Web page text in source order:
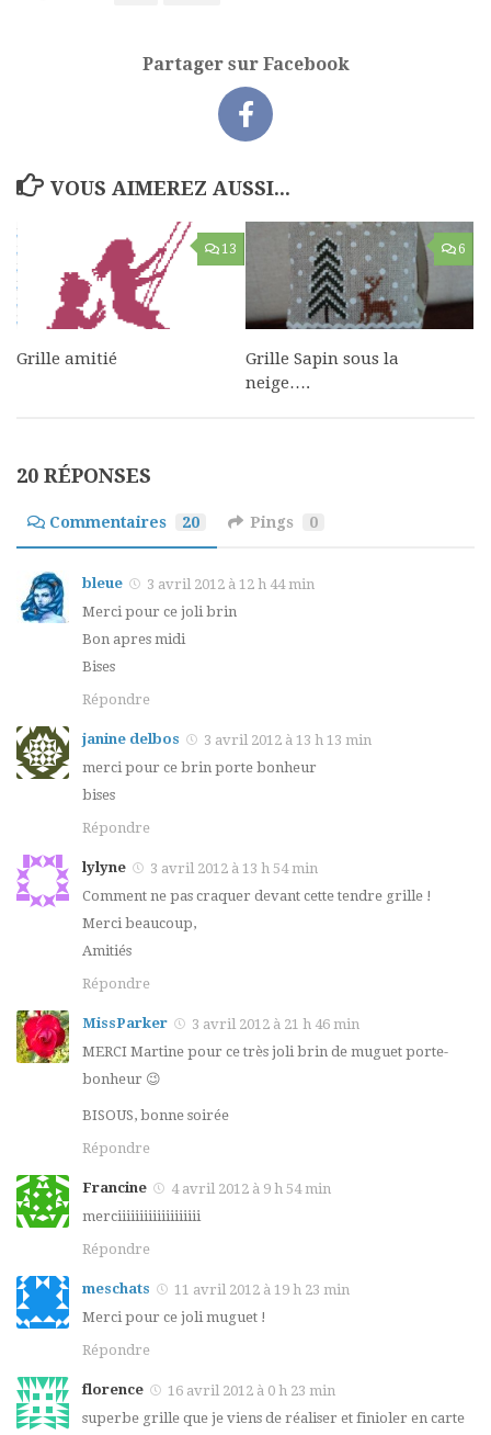
Partager sur Facebook
VOUS AIMEREZ AUSSI...
13
Grille amitié
6
Grille Sapin sous la
neige….
20 RÉPONSES
Commentaires 20 Pings 0
bleue
3 avril 2012 à 12 h 44 min
Merci pour ce joli brin
Bon apres midi
Bises
Répondre
janine delbos
3 avril 2012 à 13 h 13 min
merci pour ce brin porte bonheur
bises
Répondre
lylyne
3 avril 2012 à 13 h 54 min
Comment ne pas craquer devant cette tendre grille !
Merci beaucoup,
Amitiés
Répondre
MissParker
3 avril 2012 à 21 h 46 min
MERCI Martine pour ce très joli brin de muguet porte-
bonheur 😉
BISOUS, bonne soirée
Répondre
Francine
4 avril 2012 à 9 h 54 min
merciiiiiiiiiiiiiiiiiii
Répondre
meschats
11 avril 2012 à 19 h 23 min
Merci pour ce joli muguet !
Répondre
florence
16 avril 2012 à 0 h 23 min
superbe grille que je viens de réaliser et finioler en carte